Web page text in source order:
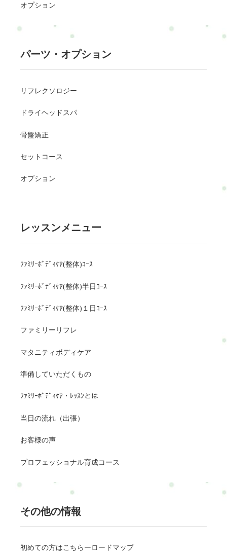
オプション
パーツ・オプション
リフレクソロジー
ドライヘッドスパ
骨盤矯正
セットコース
オプション
レッスンメニュー
ﾌｧﾐﾘｰﾎﾞﾃﾞｨｹｱ(整体)ｺｰｽ
ﾌｧﾐﾘｰﾎﾞﾃﾞｨｹｱ(整体)半日ｺｰｽ
ﾌｧﾐﾘｰﾎﾞﾃﾞｨｹｱ(整体)１日ｺｰｽ
ファミリーリフレ
マタニティボディケア
準備していただくもの
ﾌｧﾐﾘｰﾎﾞﾃﾞｨｹｱ・ﾚｯｽﾝとは
当日の流れ（出張）
お客様の声
プロフェッショナル育成コース
その他の情報
初めての方はこちらーロードマップ